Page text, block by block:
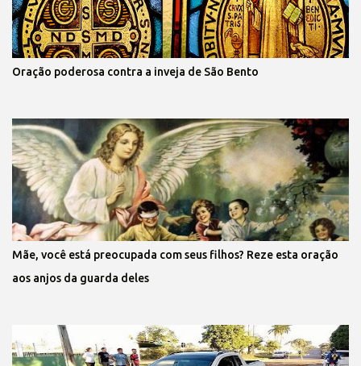
Oração poderosa contra a inveja de São Bento
Mãe, você está preocupada com seus filhos? Reze esta oração
aos anjos da guarda deles